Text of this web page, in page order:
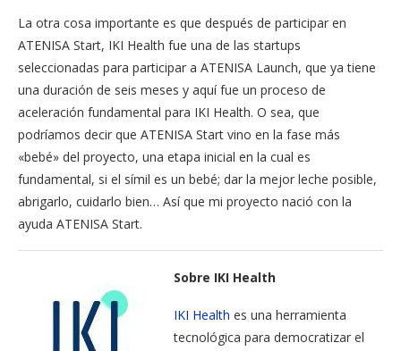
La otra cosa importante es que después de participar en
ATENISA Start, IKI Health fue una de las startups
seleccionadas para participar a ATENISA Launch, que ya tiene
una duración de seis meses y aquí fue un proceso de
aceleración fundamental para IKI Health. O sea, que
podríamos decir que ATENISA Start vino en la fase más
«bebé» del proyecto, una etapa inicial en la cual es
fundamental, si el símil es un bebé; dar la mejor leche posible,
abrigarlo, cuidarlo bien… Así que mi proyecto nació con la
ayuda ATENISA Start.
Sobre IKI Health
IKI Health es una herramienta
tecnológica para democratizar el